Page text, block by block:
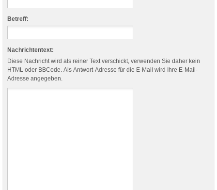
Betreff:
Nachrichtentext:
Diese Nachricht wird als reiner Text verschickt, verwenden Sie daher kein
HTML oder BBCode. Als Antwort-Adresse für die E-Mail wird Ihre E-Mail-
Adresse angegeben.